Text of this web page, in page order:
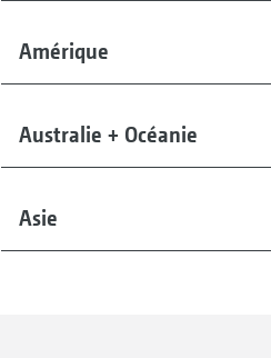
Amérique
Australie + Océanie
Asie